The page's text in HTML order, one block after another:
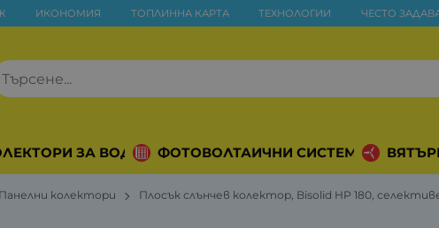
ИКОНОМИЯ ТОПЛИННА КАРТА ТЕХНОЛОГИИ ЧЕСТО
ЗА ВОДА ФОТОВОЛТАИЧНИ СИСТЕМИ
Панелни колектори Плосък слънчев колектор, Bisolid HP 180,